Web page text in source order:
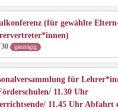
(für gewählte
ganztägig
für
11.30 Uhr
11.45 Uhr Abfahrt